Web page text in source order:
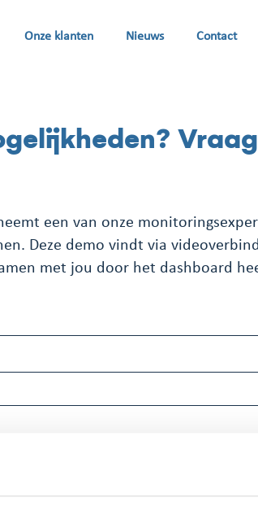
Onze klanten Nieuws Contact
Vraag
een van onze
Deze demo vindt via
met jou door het dashboard